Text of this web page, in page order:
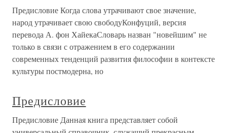
Предисловие Когда слова утрачивают свое значение,
народ утрачивает свою свободуКонфуций, версия
перевода А. фон ХайекаСловарь назван "новейшим" не
только в связи с отражением в его содержании
современных тенденций развития философии в контексте
культуры постмодерна, но
Предисловие
Предисловие Данная книга представляет собой